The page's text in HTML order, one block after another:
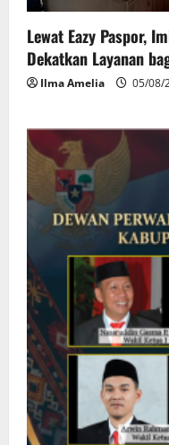
Lewat Eazy Paspor,
Dekatkan Layanan
Ilma Amelia 05/08/